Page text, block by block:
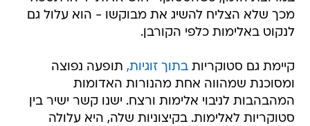
מכך שלא הצליח להשיג את מבוקשו - הוא עלול גם
לנקוט באלימות כלפי הקורבן.
קיימת גם סטוקריותבתוך זוגיות, תופעה נפוצה
ומסוכנת שמהווה אחת מהנורות האדומות
המהבהבות לניבוי אלימות ורצח. ישנו קשר ישיר בין
סטוקריות לאלימות. בקיצוניות שלה, היא עלולה